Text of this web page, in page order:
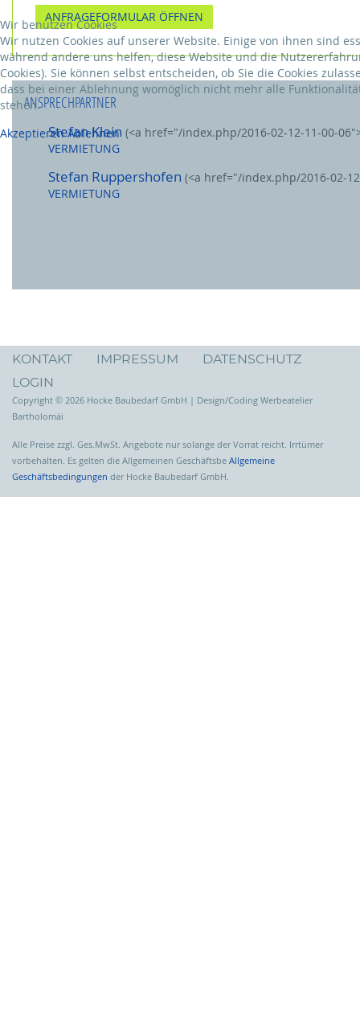
ANFRAGEFORMULAR ÖFFNEN
ANSPRECHPARTNER
Stefan Klein (<a href="/index.php/2016-02-12-11-00-
VERMIETUNG
Stefan Ruppershofen (<a href="/index.php/2016-02-
VERMIETUNG
KONTAKT IMPRESSUM
DATENSCHUTZ
LOGIN
Copyright © 2026 Hocke Baubedarf GmbH | Design/Coding Werbeatelier
Bartholomäi
Alle Preise zzgl. Ges.MwSt. Angebote nur solange der Vorrat reicht. Irrtümer
vorbehalten. Es gelten die Allgemeinen Geschäftsbe Allgemeine
Geschäftsbedingungen der Hocke Baubedarf GmbH.
Wir benutzen Cookies
Wir nutzen Cookies auf unserer Website. Einige von ihnen sind
während andere uns helfen, diese Website und die
Cookies). Sie können selbst entscheiden, ob Sie die Cookies
dass bei einer Ablehnung womöglich nicht mehr alle
stehen.
Akzeptieren Ablehnen